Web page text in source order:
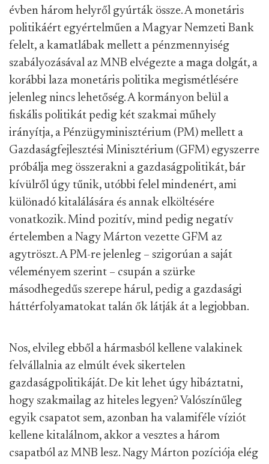
évben három helyről gyúrták össze. A monetáris
politikáért egyértelműen a Magyar Nemzeti Bank
felelt, a kamatlábak mellett a pénzmennyiség
szabályozásával az MNB elvégezte a maga dolgát, a
korábbi laza monetáris politika megismétlésére
jelenleg nincs lehetőség. A kormányon belül a
fiskális politikát pedig két szakmai műhely
irányítja, a Pénzügyminisztérium (PM) mellett a
Gazdaságfejlesztési Minisztérium (GFM) egyszerre
próbálja meg összerakni a gazdaságpolitikát, bár
kívülről úgy tűnik, utóbbi felel mindenért, ami
különadó kitalálására és annak elköltésére
vonatkozik. Mind pozitív, mind pedig negatív
értelemben a Nagy Márton vezette GFM az
agytröszt. A PM-re jelenleg – szigorúan a saját
véleményem szerint – csupán a szürke
másodhegedűs szerepe hárul, pedig a gazdasági
háttérfolyamatokat talán ők látják át a legjobban.
Nos, elvileg ebből a hármasból kellene valakinek
felvállalnia az elmúlt évek sikertelen
gazdaságpolitikáját. De kit lehet úgy hibáztatni,
hogy szakmailag az hiteles legyen? Valószínűleg
egyik csapatot sem, azonban ha valamiféle víziót
kellene kitalálnom, akkor a vesztes a három
csapatból az MNB lesz. Nagy Márton pozíciója elég